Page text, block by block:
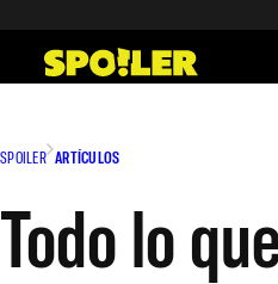
contenido
SPOILER ARTÍCULOS
Todo lo